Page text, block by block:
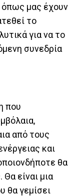
όπως μας έχουν
το
για να το
συνεδρία
που
από τους
και
θα
είναι μια
θα γεμίσει